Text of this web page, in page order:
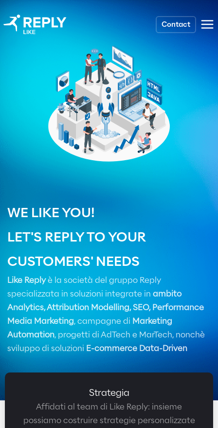
Contact
WE LIKE YOU!
LET'S REPLY TO YOUR
CUSTOMERS' NEEDS
Like Replyè la società del gruppo Reply
specializzata in soluzioni integrate in ambito
Analytics, Attribution Modelling, SEO, Performance
Media Marketing, campagne di Marketing
Automation, progetti di AdTech e MarTech, nonchè
sviluppo di soluzioni E-commerce Data-Driven
Strategia
Affidati al team di Like Reply: insieme
possiamo costruire strategie personalizzate